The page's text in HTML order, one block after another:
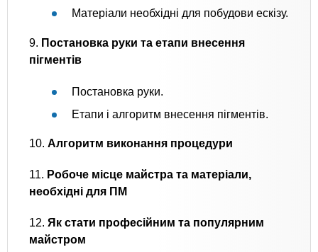
Матеріали необхідні для побудови ескізу.
9. Постановка руки та етапи внесення
пігментів
Постановка руки.
Етапи і алгоритм внесення пігментів.
10. Алгоритм виконання процедури
11. Робоче місце майстра та матеріали,
необхідні для ПМ
12. Як стати професійним та популярним
майстром